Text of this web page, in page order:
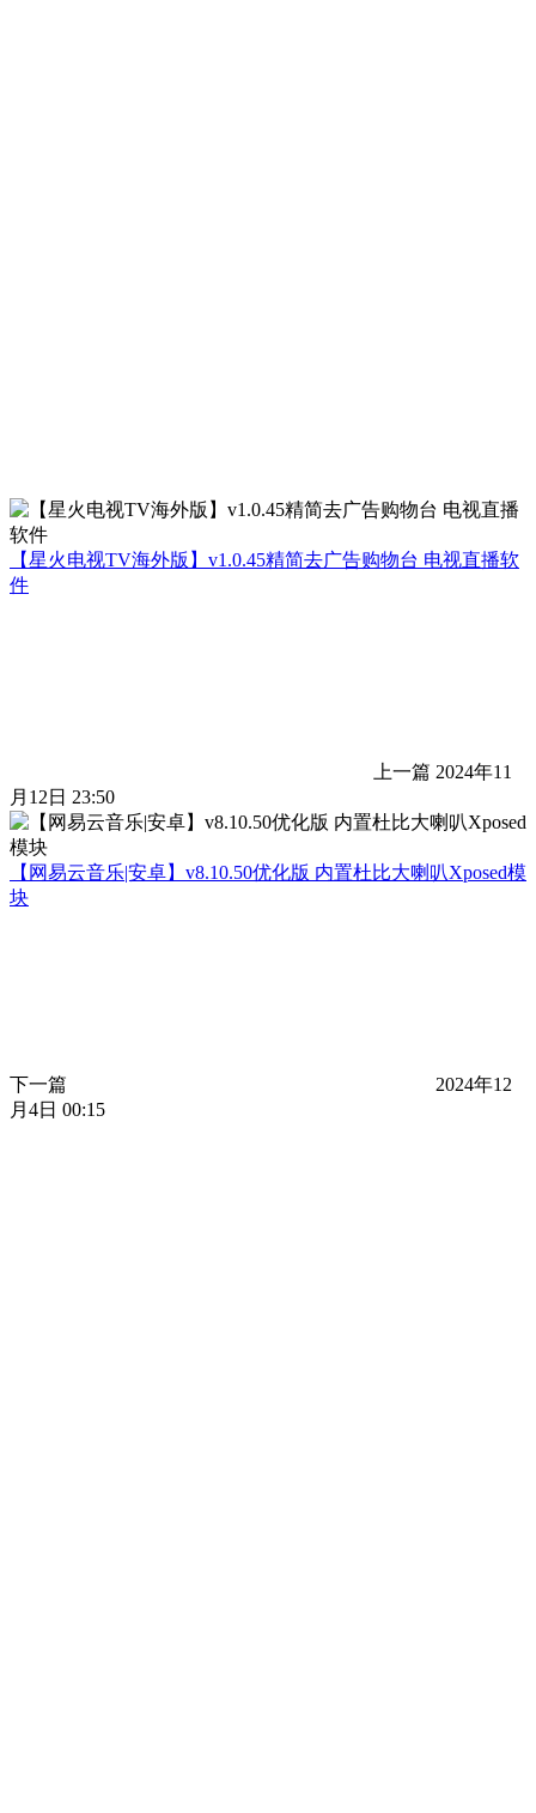
【星火电视TV海外版】v1.0.45精简去广告购物台 电视直播软
件
上一篇 2024年11
月12日 23:50
【网易云音乐|安卓】v8.10.50优化版 内置杜比大喇叭Xposed模
块
下一篇
2024年12
月4日 00:15